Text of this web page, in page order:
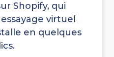
Shopify, qui
virtuel
en quelques